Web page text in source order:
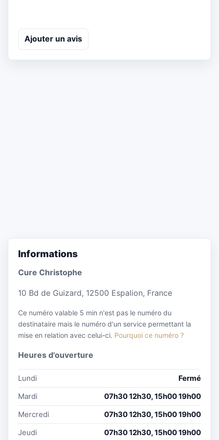
Ajouter un avis
Informations
Cure Christophe
10 Bd de Guizard, 12500 Espalion, France
Ce numéro valable 5 min n'est pas le numéro du
destinataire mais le numéro d'un service permettant la
mise en relation avec celui-ci. Pourquoi ce numéro ?
Heures d'ouverture
Lundi
Fermé
Mardi
07h30 12h30, 15h00 19h00
Mercredi
07h30 12h30, 15h00 19h00
Jeudi
07h30 12h30, 15h00 19h00